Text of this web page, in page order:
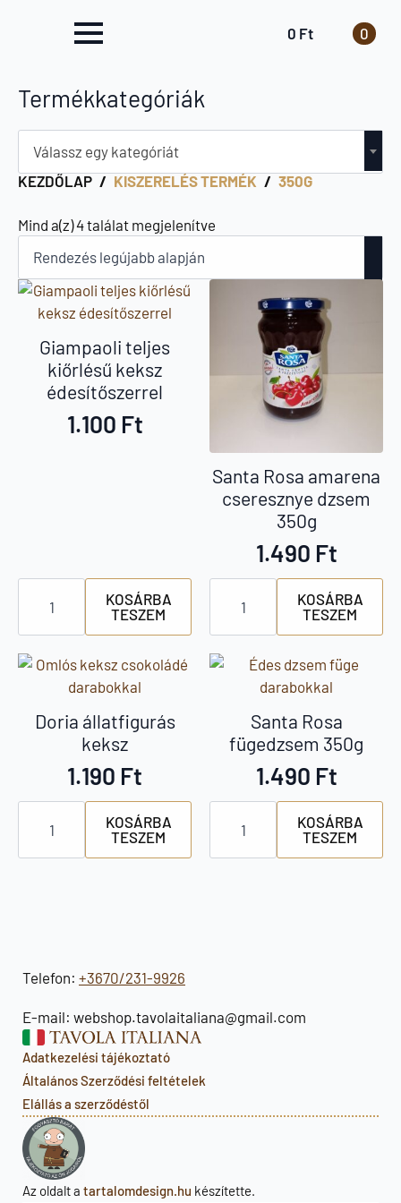
0 Ft 0
Termékkategóriák
Válassz egy kategóriát
KEZDŐLAP
KISZERELÉS TERMÉK 350G
Mind a(z) 4 találat megjelenítve
Giampaoli teljes
kiőrlésű keksz
édesítőszerrel
1.100 Ft
Giampaoli
teljes
kiőrlésű
keksz
mennyiség
KOSÁRBA
TESZEM
Santa Rosa amarena
cseresznye dzsem
350g
1.490 Ft
Santa
amarena
cseresznye
350g
mennyiség
KOSÁRBA
TESZEM
Doria állatfigurás
keksz
1.190 Ft
Doria
állatfigurás
keksz
mennyiség
KOSÁRBA
TESZEM
Santa Rosa
fügedzsem 350g
1.490 Ft
Santa
fügedzsem
350g
KOSÁRBA
TESZEM
Telefon: +3670/231-9926
E-mail: webshop.tavolaitaliana@gmail.com
Adatkezelési tájékoztató
Általános Szerződési feltételek
Elállás a szerződéstől
Az oldalt a tartalomdesign.hu készítette.